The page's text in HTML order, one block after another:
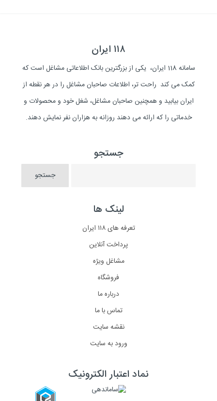
۱۱۸ ایران
سامانه 118 ایران، یکی از بزرگترین بانک اطلاعاتی مشاغل است که
کمک می کند راحت تر، اطلاعات صاحبان مشاغل را در هر نقطه از
ایران بیابید و همچنین صاحبان مشاغل، شغل خود و محصولات و
خدماتی را که ارائه می دهند روزانه به هزاران نفر نمایش دهند.
جستجو
لینک ها
تعرفه های ۱۱۸ ایران
پرداخت آنلاین
مشاغل ویژه
فروشگاه
درباره ما
تماس با ما
نقشه سایت
ورود به سایت
نماد اعتبار الکترونیک